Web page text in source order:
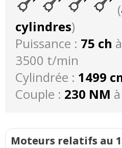
(
cylindres)
Puissance : 75 ch à
3500 t/min
Cylindrée : 1499
Couple : 230 NM
Moteurs relatifs au